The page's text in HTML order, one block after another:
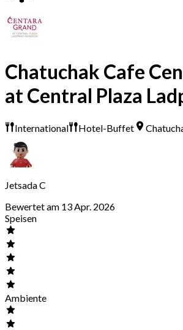
Chatuchak Cafe
at Central Plaza
International Hotel-Buffet
Jetsada C
Bewertet am 13 Apr. 2026
Speisen
Ambiente